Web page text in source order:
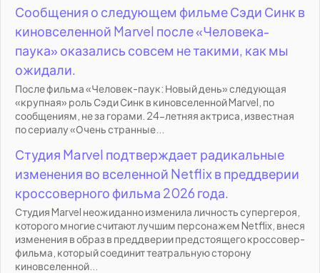
Сообщения о следующем фильме Сэди Синк в
киновселенной Marvel после «Человека-
паука» оказались совсем не такими, как мы
ожидали.
После фильма «Человек-паук: Новый день» следующая
«крупная» роль Сэди Синк в киновселенной Marvel, по
сообщениям, не за горами. 24-летняя актриса, известная
по сериалу «Очень странные...
Студия Marvel подтверждает радикальные
изменения во вселенной Netflix в преддверии
кроссоверного фильма 2026 года.
Студия Marvel неожиданно изменила личность супергероя,
которого многие считают лучшим персонажем Netflix, внеся
изменения в образ в преддверии предстоящего кроссовер-
фильма, который соединит театральную сторону
киновселенной...